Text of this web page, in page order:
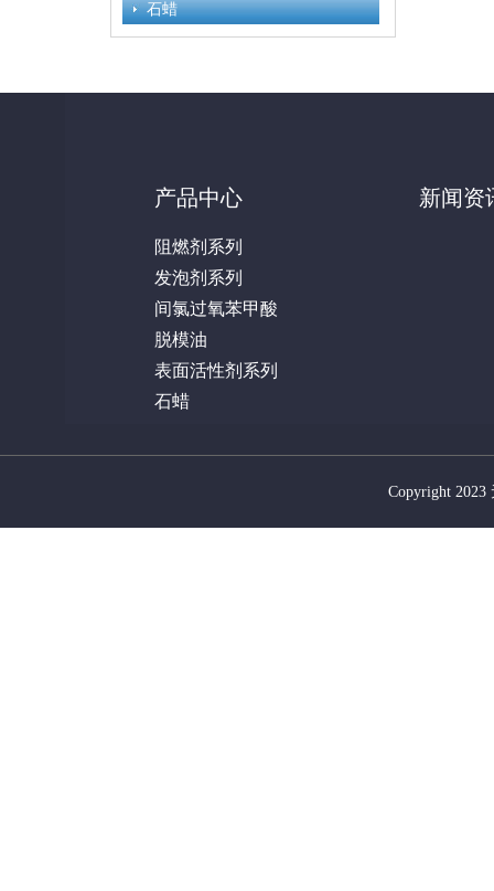
石蜡
产品中心
阻燃剂系列
发泡剂系列
间氯过氧苯甲酸
脱模油
表面活性剂系列
石蜡
新闻资
Copyright